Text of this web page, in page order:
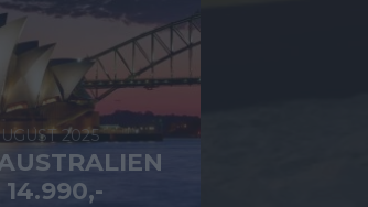
2025
14.990,-